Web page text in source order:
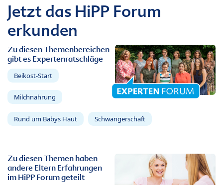
Jetzt das HiPP Forum
erkunden
Zu diesen Themenbereichen
gibt es Expertenratschläge
Beikost-Start
Milchnahrung
Rund um Babys Haut Schwangerschaft
Zu diesen Themen haben
andere Eltern Erfahrungen
im HiPP Forum geteilt